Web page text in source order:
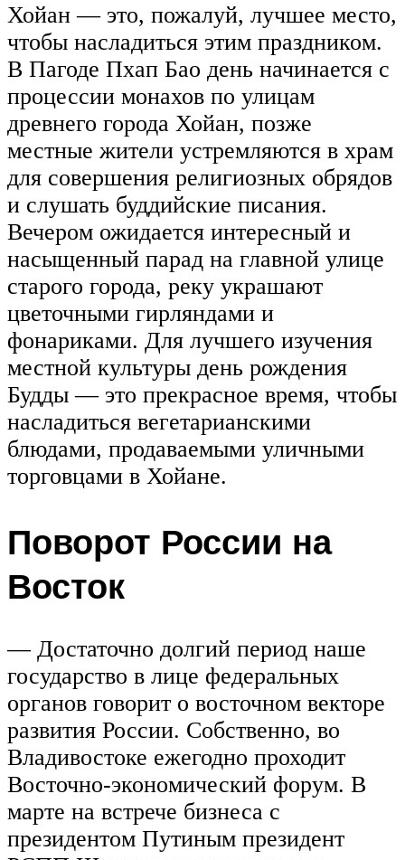
Хойан — это, пожалуй, лучшее место,
чтобы насладиться этим праздником.
В Пагоде Пхап Бао день начинается с
процессии монахов по улицам
древнего города Хойан, позже
местные жители устремляются в храм
для совершения религиозных обрядов
и слушать буддийские писания.
Вечером ожидается интересный и
насыщенный парад на главной улице
старого города, реку украшают
цветочными гирляндами и
фонариками. Для лучшего изучения
местной культуры день рождения
Будды — это прекрасное время, чтобы
насладиться вегетарианскими
блюдами, продаваемыми уличными
торговцами в Хойане.
Поворот России на
Восток
— Достаточно долгий период наше
государство в лице федеральных
органов говорит о восточном векторе
развития России. Собственно, во
Владивостоке ежегодно проходит
Восточно-экономический форум. В
марте на встрече бизнеса с
президентом Путиным президент